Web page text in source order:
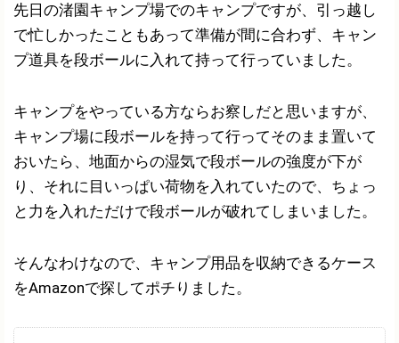
先日の渚園キャンプ場でのキャンプですが、引っ越し
で忙しかったこともあって準備が間に合わず、キャン
プ道具を段ボールに入れて持って行っていました。
キャンプをやっている方ならお察しだと思いますが、
キャンプ場に段ボールを持って行ってそのまま置いて
おいたら、地面からの湿気で段ボールの強度が下が
り、それに目いっぱい荷物を入れていたので、ちょっ
と力を入れただけで段ボールが破れてしまいました。
そんなわけなので、キャンプ用品を収納できるケース
をAmazonで探してポチりました。